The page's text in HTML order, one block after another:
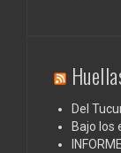
Del
Bajo los